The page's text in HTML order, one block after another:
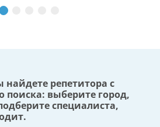
репетитора с
выберите город,
специалиста,